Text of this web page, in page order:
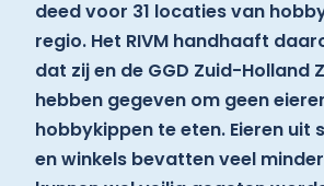
deed voor 31 locaties van
regio. Het RIVM handhaaft
dat zij en de GGD Zuid-Holland
hebben gegeven om geen
hobbykippen te eten. Eieren uit
en winkels bevatten veel minder